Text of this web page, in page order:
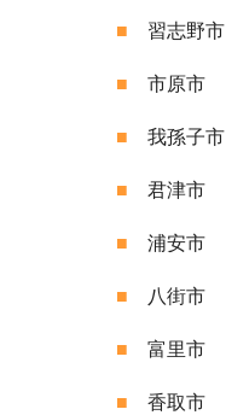
■ 習志野市
■ 市原市
■ 我孫子市
■ 君津市
■ 浦安市
■ 八街市
■ 富里市
■ 香取市